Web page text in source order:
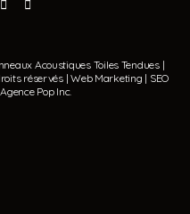
Acoustiques Toiles Tendues|
réservés | Web Marketing | SEO
Agence Pop Inc.